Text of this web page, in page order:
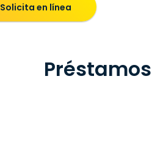
Solicita en línea